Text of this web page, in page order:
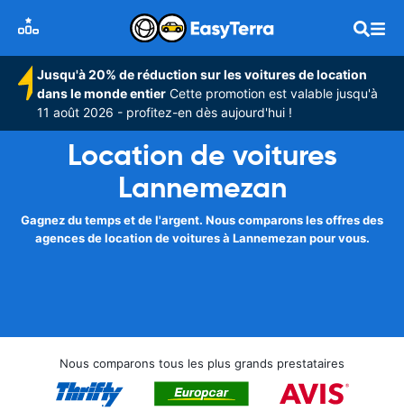
Jusqu'à 20% de réduction sur les voitures de location
dans le monde entier Cette promotion est valable jusqu'à
11 août 2026 - profitez-en dès aujourd'hui !
Location de voitures
Lannemezan
Gagnez du temps et de l'argent. Nous comparons les offres des
agences de location de voitures à Lannemezan pour vous.
Nous comparons tous les plus grands prestataires